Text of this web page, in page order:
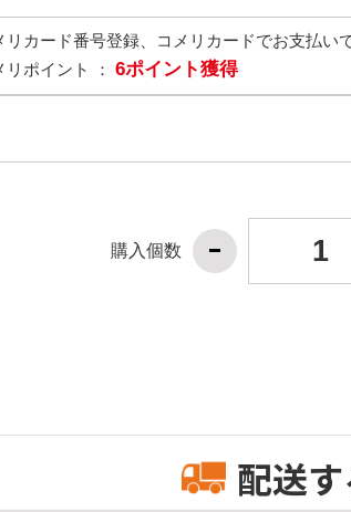
リカード番号登録、コメリカードでお支払い
リポイント ： 6ポイント獲得
購入個数
配送す